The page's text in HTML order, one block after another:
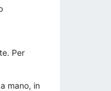
Per
mano, in